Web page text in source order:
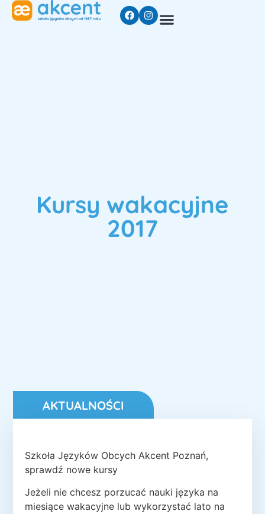
Kursy wakacyjne
2017
AKTUALNOŚCI
Szkoła Języków Obcych Akcent Poznań,
sprawdź nowe kursy
Jeżeli nie chcesz porzucać nauki języka na
miesiące wakacyjne lub wykorzystać lato na